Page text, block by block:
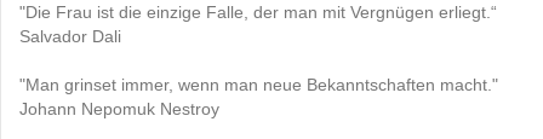
"Die Frau ist die einzige Falle, der man mit Vergnügen erliegt.“
Salvador Dali
"Man grinset immer, wenn man neue Bekanntschaften macht."
Johann Nepomuk Nestroy